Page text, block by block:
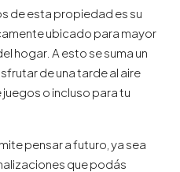
de esta propiedad es su
ubicado para mayor
hogar. A esto se suma un
de una tarde al aire
juegos o incluso para tu
pensar a futuro, ya sea
que podás